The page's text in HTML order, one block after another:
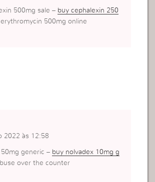
500mg sale – buy cephalexin 250
500mg online
2022 às 12:58
generic – buy nolvadex 10mg g
over the counter